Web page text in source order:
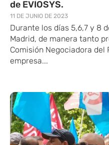
de EVIOSYS.
11 DE JUNIO DE 2023
Durante los días 5,6,7 y 8
Madrid, de manera tanto
Comisión Negociadora del
empresa...